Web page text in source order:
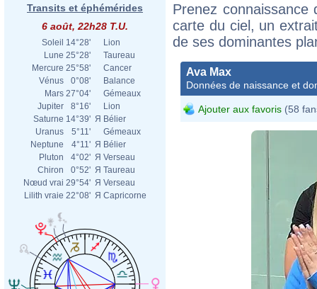
Transits et éphémérides
6 août, 22h28 T.U.
Soleil 14°28'
Lion
Lune 25°28'
Taureau
Mercure 25°58'
Cancer
Vénus
0°08'
Balance
Mars 27°04'
Gémeaux
Jupiter
8°16'
Lion
Saturne 14°39' Я Bélier
Uranus
5°11'
Gémeaux
Neptune
4°11' Я Bélier
Pluton
4°02' Я Verseau
Chiron
0°52' Я Taureau
Nœud vrai 29°54' Я Verseau
Lilith vraie 22°08' Я Capricorne
Prenez
carte du ciel, un
de ses dominantes
Ava Max
Données de naissance et
Ajouter aux favoris (58